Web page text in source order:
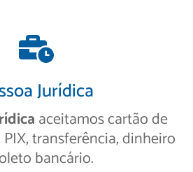
Jurídica
aceitamos cartão de
transferência, dinheiro
bancário.